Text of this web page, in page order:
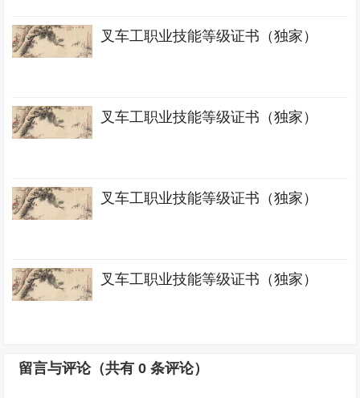
叉车工职业技能等级证书（独家）
叉车工职业技能等级证书（独家）
叉车工职业技能等级证书（独家）
叉车工职业技能等级证书（独家）
留言与评论（共有0 条评论）